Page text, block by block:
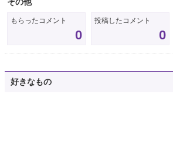
もらったコメント
0
投稿したコメント
0
好きなもの